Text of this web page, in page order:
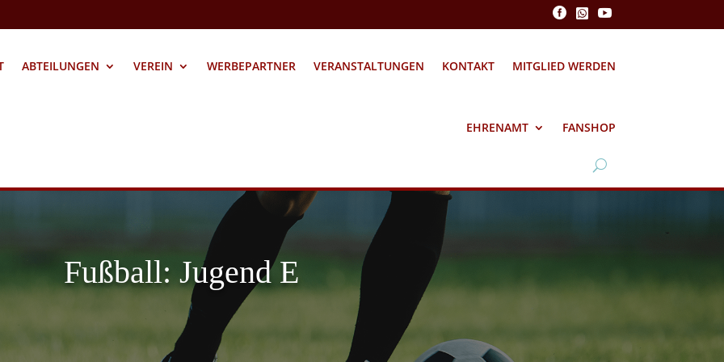
  
ABTEILUNGEN VEREIN WERBEPARTNER VERANSTALTUNGEN KONTAKT MITGLIED WERDEN
EHRENAMT FANSHOP
Fußball: Jugend E